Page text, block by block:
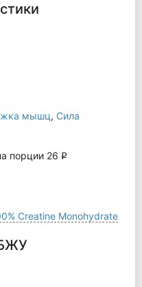
мышц, Сила
порции 26 q
Creatine Monohydrate